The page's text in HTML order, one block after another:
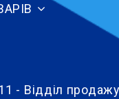
- Відділ продажу